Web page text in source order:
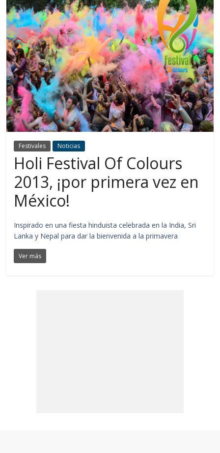
Festivales Noticias
Holi Festival Of Colours
2013, ¡por primera vez en
México!
Inspirado en una fiesta hinduista celebrada en la India, Sri
Lanka y Nepal para dar la bienvenida a la primavera
Ver más